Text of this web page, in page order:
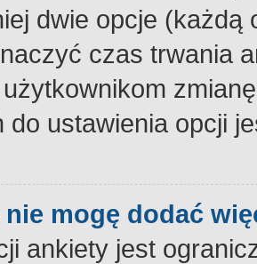
dwie opcje
czas trwania
do ustawienia opcji
nie mogę dodać
ankiety jest